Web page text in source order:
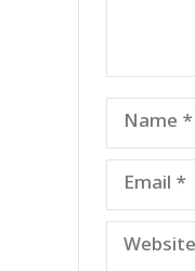
Name
Email
Website